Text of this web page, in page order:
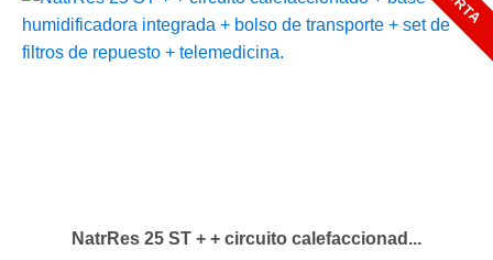
NatrRes 25 ST + + circuito calefaccionad...